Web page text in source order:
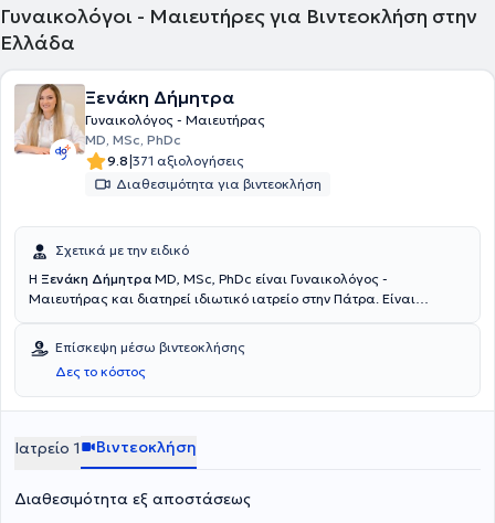
Γυναικολόγοι - Μαιευτήρες για Βιντεοκλήση στην
Ελλάδα
Ξενάκη Δήμητρα
Γυναικολόγος - Μαιευτήρας
MD, MSc, PhDc
9.8|371 αξιολογήσεις
Διαθεσιμότητα για βιντεοκλήση
Σχετικά με την ειδικό
Η Ξενάκη Δήμητρα MD, MSc, PhDc είναι Γυναικολόγος -
Μαιευτήρας και διατηρεί ιδιωτικό ιατρείο στην Πάτρα. Είναι
Πατρών και κάτοχος μεταπτυχιακού διπλώματος, με εξειδίκευση
στην προληπτική και κοινωνική ιατρική. Διαθέτει πολυετή εμπειρία
και παράλληλα, συνεργάζεται με το ιατρικό κέντρο "Ολύμπιον" και
το ιδιωτικό μαιευτήριο Πατρών.
Επίσκεψη μέσω βιντεοκλήσης
Δες το κόστος
Ιατρείο 1 Βιντεοκλήση
Διαθεσιμότητα εξ αποστάσεως